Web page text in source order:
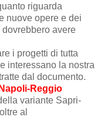
riguarda
nuove opere e dei
avere
i progetti di tutta
interessano la nostra
dal documento.
Reggio
variante Sapri-
al